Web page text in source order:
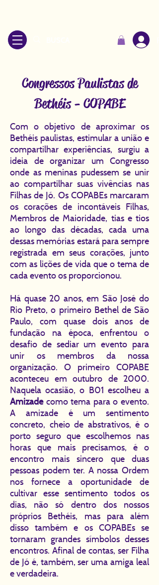
Congressos Paulistas de
Bethéis - COPABE
Com o objetivo de aproximar os
Bethéis paulistas, estimular a união e
compartilhar experiências, surgiu a
ideia de organizar um Congresso
onde as meninas pudessem se unir
ao compartilhar suas vivências nas
Filhas de Jó. Os COPABEs marcaram
os corações de incontáveis Filhas,
Membros de Maioridade, tias e tios
ao longo das décadas, cada uma
dessas memórias estará para sempre
registrada em seus corações, junto
com as lições de vida que o tema de
cada evento os proporcionou.
Há quase 20 anos, em São José do
Rio Preto, o primeiro Bethel de São
Paulo, com quase dois anos de
fundação na época, enfrentou o
desafio de sediar um evento para
unir os membros da nossa
organização. O primeiro COPABE
aconteceu em outubro de 2000.
Naquela ocasião, o B01 escolheu a
Amizade como tema para o evento.
A amizade é um sentimento
concreto, cheio de abstrativos, é o
porto seguro que escolhemos nas
horas que mais precisamos, é o
encontro mais sincero que duas
pessoas podem ter. A nossa Ordem
nos fornece a oportunidade de
cultivar esse sentimento todos os
dias, não só dentro dos nossos
próprios Bethéis, mas para além
disso também e os COPABEs se
tornaram grandes símbolos desses
encontros. Afinal de contas, ser Filha
de Jó é, também, ser uma amiga leal
e verdadeira.